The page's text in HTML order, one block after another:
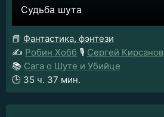
Судьба шута
📕 Фантастика, фэнтези
✍️ Робин Хобб 🎙️ Сергей Кирсанов
📚 Сага о Шуте и Убийце
🕒 35 ч. 37 мин.